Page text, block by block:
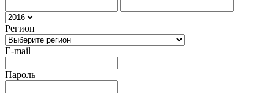
Регион
E-mail
Пароль